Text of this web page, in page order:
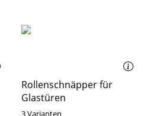
Rollenschnäpper für
Glastüren
3 Varianten